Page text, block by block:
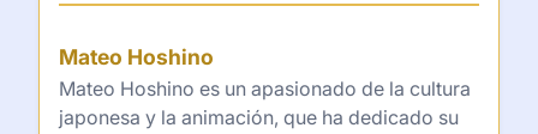
Mateo Hoshino
Mateo Hoshino es un apasionado de la cultura
japonesa y la animación, que ha dedicado su